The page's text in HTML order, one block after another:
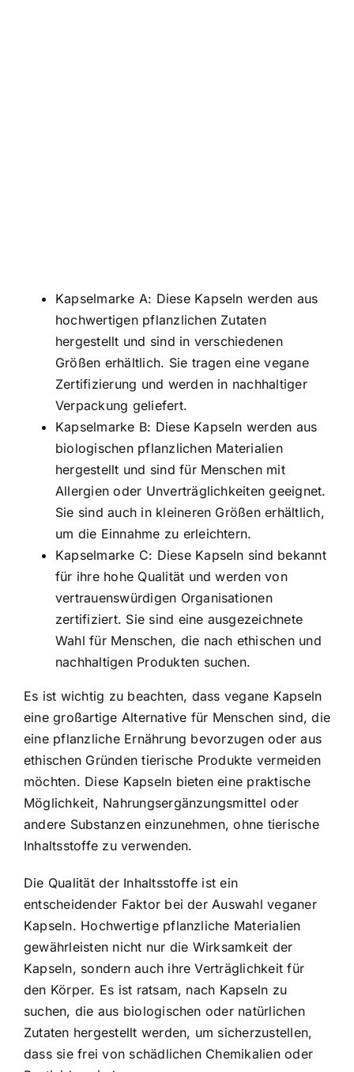
Kapselmarke A: Diese Kapseln werden aus
hochwertigen pflanzlichen Zutaten
hergestellt und sind in verschiedenen
Größen erhältlich. Sie tragen eine vegane
Zertifizierung und werden in nachhaltiger
Verpackung geliefert.
Kapselmarke B: Diese Kapseln werden aus
biologischen pflanzlichen Materialien
hergestellt und sind für Menschen mit
Allergien oder Unverträglichkeiten geeignet.
Sie sind auch in kleineren Größen erhältlich,
um die Einnahme zu erleichtern.
Kapselmarke C: Diese Kapseln sind bekannt
für ihre hohe Qualität und werden von
vertrauenswürdigen Organisationen
zertifiziert. Sie sind eine ausgezeichnete
Wahl für Menschen, die nach ethischen und
nachhaltigen Produkten suchen.
Es ist wichtig zu beachten, dass vegane Kapseln
eine großartige Alternative für Menschen sind, die
eine pflanzliche Ernährung bevorzugen oder aus
ethischen Gründen tierische Produkte vermeiden
möchten. Diese Kapseln bieten eine praktische
Möglichkeit, Nahrungsergänzungsmittel oder
andere Substanzen einzunehmen, ohne tierische
Inhaltsstoffe zu verwenden.
Die Qualität der Inhaltsstoffe ist ein
entscheidender Faktor bei der Auswahl veganer
Kapseln. Hochwertige pflanzliche Materialien
gewährleisten nicht nur die Wirksamkeit der
Kapseln, sondern auch ihre Verträglichkeit für
den Körper. Es ist ratsam, nach Kapseln zu
suchen, die aus biologischen oder natürlichen
Zutaten hergestellt werden, um sicherzustellen,
dass sie frei von schädlichen Chemikalien oder